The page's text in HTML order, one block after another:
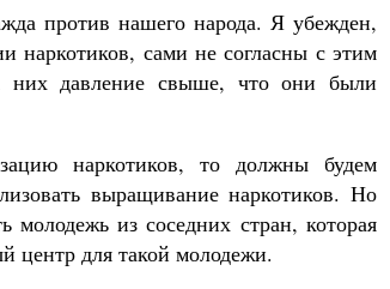
против нашего народа. Я убежден,
наркотиков, сами не согласны с этим
них давление свыше, что они были
наркотиков, то должны будем
выращивание наркотиков. Но
молодежь из соседних стран, которая
центр для такой молодежи.